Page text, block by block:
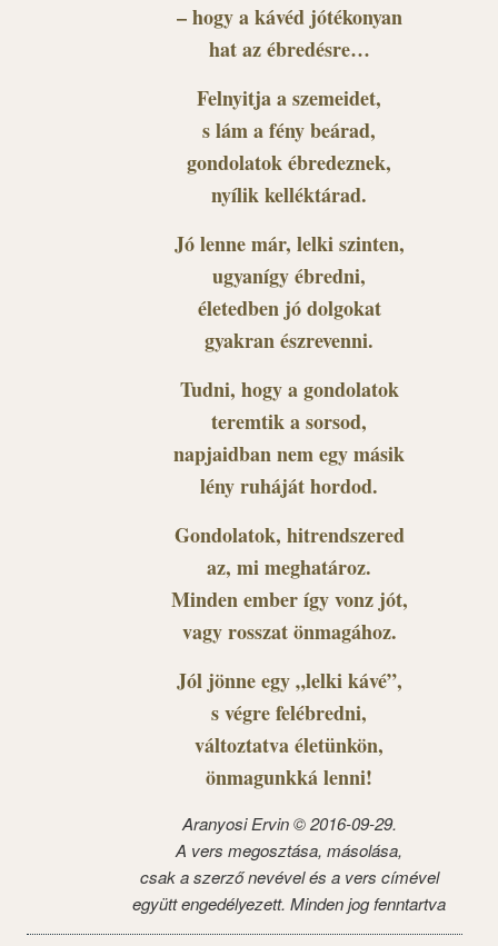
– hogy a kávéd jótékonyan
hat az ébredésre…
Felnyitja a szemeidet,
s lám a fény beárad,
gondolatok ébredeznek,
nyílik kelléktárad.
Jó lenne már, lelki szinten,
ugyanígy ébredni,
életedben jó dolgokat
gyakran észrevenni.
Tudni, hogy a gondolatok
teremtik a sorsod,
napjaidban nem egy másik
lény ruháját hordod.
Gondolatok, hitrendszered
az, mi meghatároz.
Minden ember így vonz jót,
vagy rosszat önmagához.
Jól jönne egy „lelki kávé”,
s végre felébredni,
változtatva életünkön,
önmagunkká lenni!
Aranyosi Ervin © 2016-09-29.
A vers megosztása, másolása,
csak a szerző nevével és a vers címével
együtt engedélyezett. Minden jog fenntartva